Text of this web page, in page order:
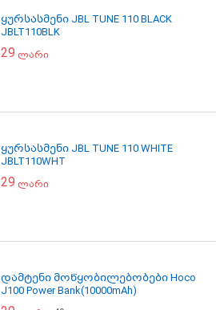
ყურსასმენი JBL TUNE 110 BLACK
JBLT110BLK
29 ლარი
ყურსასმენი JBL TUNE 110 WHITE
JBLT110WHT
29 ლარი
დამტენი მოწყობილებობები Hoco
J100 Power Bank(10000mAh)